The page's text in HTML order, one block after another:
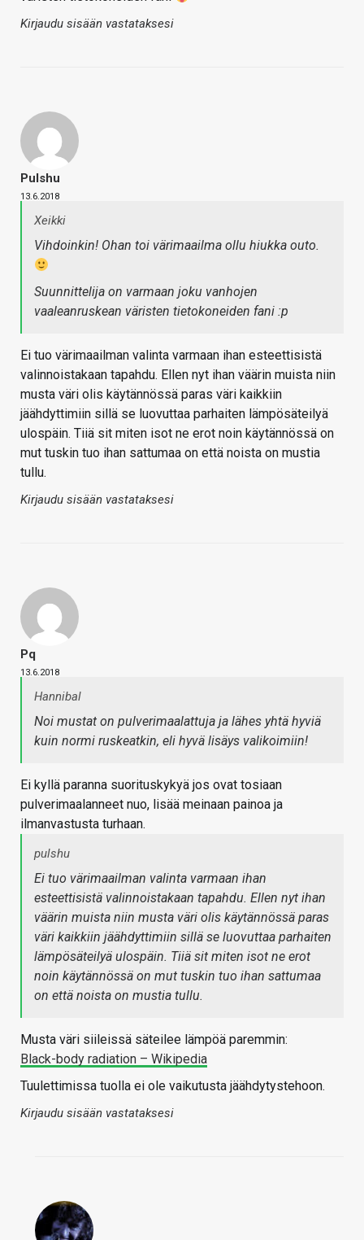
Kirjaudu sisään vastataksesi
Pulshu
13.6.2018
Xeikki
Vihdoinkin! Ohan toi värimaailma ollu hiukka outo.
Suunnittelija on varmaan joku vanhojen
vaaleanruskean väristen tietokoneiden fani :p
Ei tuo värimaailman valinta varmaan ihan esteettisistä
valinnoistakaan tapahdu. Ellen nyt ihan väärin muista niin
musta väri olis käytännössä paras väri kaikkiin
jäähdyttimiin sillä se luovuttaa parhaiten lämpösäteilyä
ulospäin. Tiiä sit miten isot ne erot noin käytännössä on
mut tuskin tuo ihan sattumaa on että noista on mustia
tullu.
Kirjaudu sisään vastataksesi
Pq
13.6.2018
Hannibal
Noi mustat on pulverimaalattuja ja lähes yhtä hyviä
kuin normi ruskeatkin, eli hyvä lisäys valikoimiin!
Ei kyllä paranna suorituskykyä jos ovat tosiaan
pulverimaalanneet nuo, lisää meinaan painoa ja
ilmanvastusta turhaan.
pulshu
Ei tuo värimaailman valinta varmaan ihan
esteettisistä valinnoistakaan tapahdu. Ellen nyt ihan
väärin muista niin musta väri olis käytännössä paras
väri kaikkiin jäähdyttimiin sillä se luovuttaa parhaiten
lämpösäteilyä ulospäin. Tiiä sit miten isot ne erot
noin käytännössä on mut tuskin tuo ihan sattumaa
on että noista on mustia tullu.
Musta väri siileissä säteilee lämpöä paremmin:
Black-body radiation – Wikipedia
Tuulettimissa tuolla ei ole vaikutusta jäähdytystehoon.
Kirjaudu sisään vastataksesi